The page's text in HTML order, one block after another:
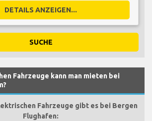
DETAILS ANZEIGEN...
SUCHE
Fahrzeuge kann man mieten bei
Fahrzeuge gibt es bei Bergen
Flughafen: